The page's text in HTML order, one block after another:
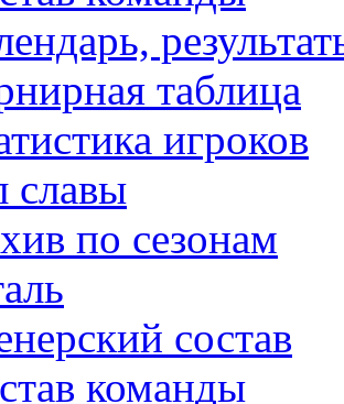
таблица
игроков
славы
по сезонам
состав
команды